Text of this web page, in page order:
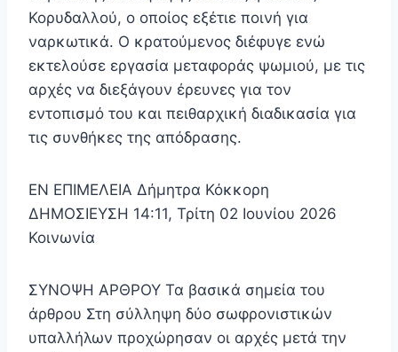
Κορυδαλλού, ο οποίος εξέτιε ποινή για
ναρκωτικά. Ο κρατούμενος διέφυγε ενώ
εκτελούσε εργασία μεταφοράς ψωμιού, με τις
αρχές να διεξάγουν έρευνες για τον
εντοπισμό του και πειθαρχική διαδικασία για
τις συνθήκες της απόδρασης.
EN ΕΠΙΜΕΛΕΙΑ Δήμητρα Κόκκορη
ΔΗΜΟΣΙΕΥΣΗ 14:11, Τρίτη 02 Ιουνίου 2026
Κοινωνία
ΣΥΝΟΨΗ ΑΡΘΡΟΥ Τα βασικά σημεία του
άρθρου Στη σύλληψη δύο σωφρονιστικών
υπαλλήλων προχώρησαν οι αρχές μετά την